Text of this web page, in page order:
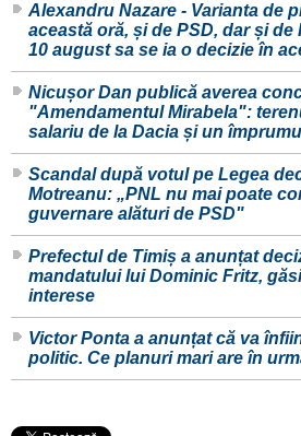
Alexandru Nazare - Varianta de
această oră, și de PSD, dar și
10 august sa se ia o decizie în
Nicușor Dan publică averea
"Amendamentul Mirabela":
salariu de la Dacia și un
Scandal după votul pe Legea
Motreanu: „PNL nu mai poate
guvernare alături de PSD"
Prefectul de Timiș a anunțat
mandatului lui Dominic Fritz,
interese
Victor Ponta a anunțat că va
politic. Ce planuri mari are în